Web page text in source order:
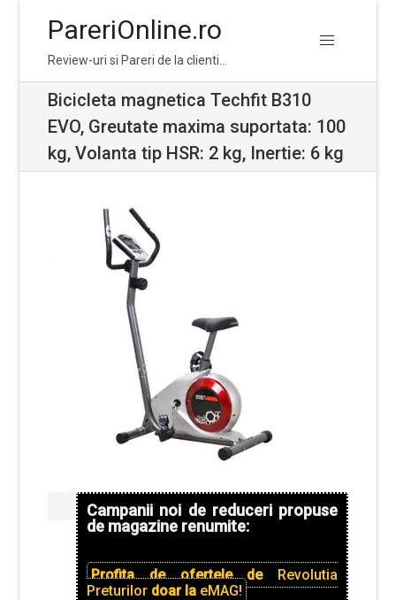
navigation
content
PareriOnline.ro
Review-uri si Pareri de la clienti…
Bicicleta magnetica Techfit B310
EVO, Greutate maxima suportata: 100
kg, Volanta tip HSR: 2 kg, Inertie: 6 kg
Campanii noi de reduceri propuse
de magazine renumite:
Profita de ofertele de Revolutia
Preturilor doar la eMAG!